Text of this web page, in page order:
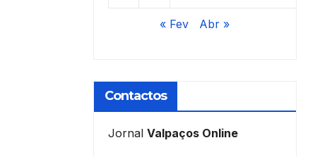
« Fev Abr »
Contactos
Jornal Valpaços Online